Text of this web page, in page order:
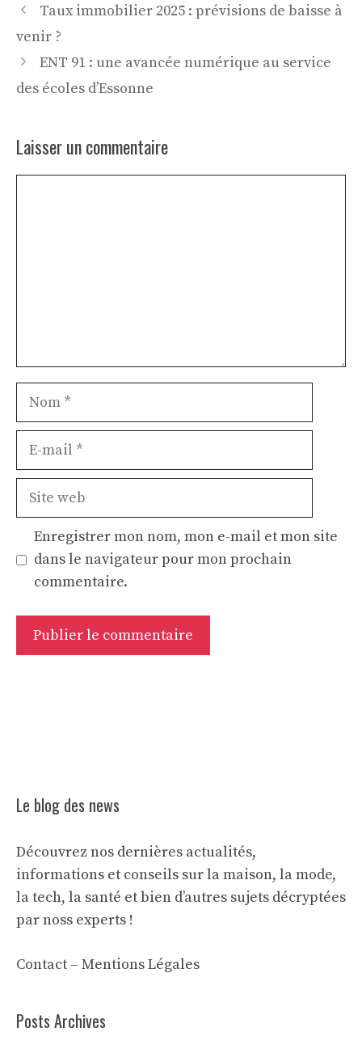
Taux immobilier 2025 : prévisions de baisse à
venir ?
ENT 91 : une avancée numérique au service
des écoles d’Essonne
Laisser un commentaire
Nom
Site
Enregistrer mon nom, mon e-mail et mon site
dans le navigateur pour mon prochain
commentaire.
Le blog des news
Découvrez nos dernières actualités,
informations et conseils sur la maison, la mode,
la tech, la santé et bien d’autres sujets décryptées
par noss experts !
Contact – Mentions Légales
Posts Archives